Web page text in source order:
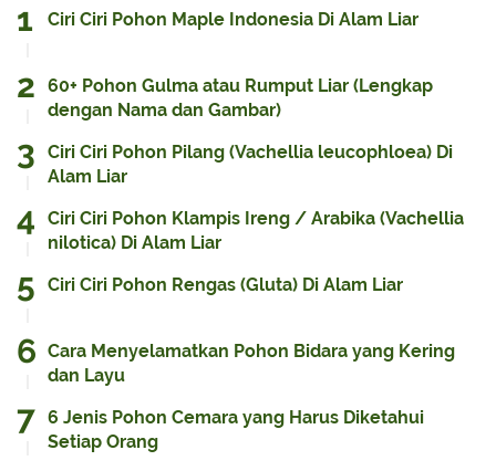
Ciri Ciri Pohon Maple Indonesia Di Alam Liar
60+ Pohon Gulma atau Rumput Liar (Lengkap
dengan Nama dan Gambar)
Ciri Ciri Pohon Pilang (Vachellia leucophloea) Di
Alam Liar
Ciri Ciri Pohon Klampis Ireng / Arabika (Vachellia
nilotica) Di Alam Liar
Ciri Ciri Pohon Rengas (Gluta) Di Alam Liar
Cara Menyelamatkan Pohon Bidara yang Kering
dan Layu
6 Jenis Pohon Cemara yang Harus Diketahui
Setiap Orang